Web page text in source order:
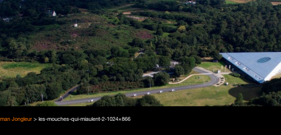
Jongleur > les-mouches-qui-miaulent-2-1024×866